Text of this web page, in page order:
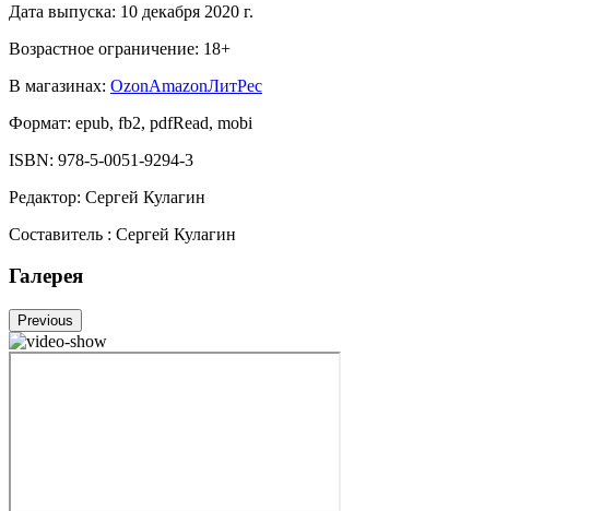
Дата выпуска: 10 декабря 2020 г.
Возрастное ограничение: 18+
В магазинах: OzonAmazonЛитРес
Формат: epub, fb2, pdfRead, mobi
ISBN: 978-5-0051-9294-3
Редактор: Сергей Кулагин
Составитель : Сергей Кулагин
Галерея
Previous